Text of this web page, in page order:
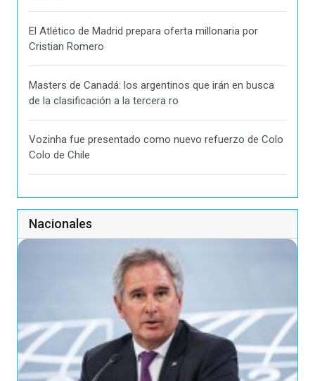
El Atlético de Madrid prepara oferta millonaria por
Cristian Romero
Masters de Canadá: los argentinos que irán en busca
de la clasificación a la tercera ro
Vozinha fue presentado como nuevo refuerzo de Colo
Colo de Chile
Nacionales